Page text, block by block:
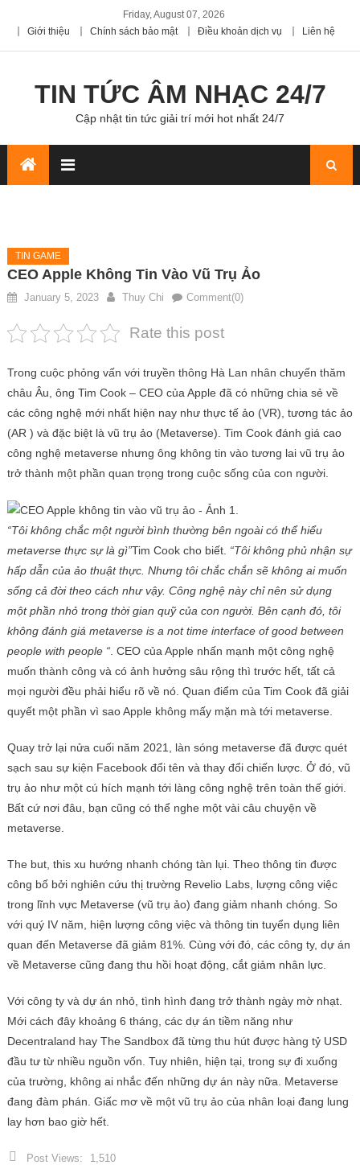
Friday, August 07, 2026
Giới thiệu
Chính sách bảo mật Điều khoản dịch vụ Liên hệ
TIN TỨC ÂM NHẠC 24/7
Cập nhật tin tức giải trí mới hot nhất 24/7
TIN GAME
CEO Apple Không Tin Vào Vũ Trụ Ảo
January 5, 2023 Thuy Chi Comment(0)
Rate this post
Trong cuộc phỏng vấn với truyền thông Hà Lan nhân chuyến thăm
châu Âu, ông Tim Cook – CEO của Apple đã có những chia sẻ về
các công nghệ mới nhất hiện nay như thực tế ảo (VR), tương tác ảo
(AR ) và đặc biệt là vũ trụ ảo (Metaverse). Tim Cook đánh giá cao
công nghệ metaverse nhưng ông không tin vào tương lai vũ trụ ảo
trở thành một phần quan trọng trong cuộc sống của con người.
“Tôi không chắc một người bình thường bên ngoài có thể hiểu
metaverse thực sự là gì”Tim Cook cho biết. “Tôi không phủ nhận sự
hấp dẫn của ảo thuật thực. Nhưng tôi chắc chắn sẽ không ai muốn
sống cả đời theo cách như vậy. Công nghệ này chỉ nên sử dụng
một phần nhỏ trong thời gian quỹ của con người. Bên cạnh đó, tôi
không đánh giá metaverse is a not time interface of good between
people with people “. CEO của Apple nhấn mạnh một công nghệ
muốn thành công và có ảnh hưởng sâu rộng thì trước hết, tất cả
mọi người đều phải hiểu rõ về nó. Quan điểm của Tim Cook đã giải
quyết một phần vì sao Apple không mấy mặn mà tới metaverse.
Quay trở lại nửa cuối năm 2021, làn sóng metaverse đã được quét
sạch sau sự kiện Facebook đổi tên và thay đổi chiến lược. Ở đó, vũ
trụ ảo như một cú hích mạnh tới làng công nghệ trên toàn thế giới.
Bất cứ nơi đâu, bạn cũng có thể nghe một vài câu chuyện về
metaverse.
The but, this xu hướng nhanh chóng tàn lụi. Theo thông tin được
công bố bởi nghiên cứu thị trường Revelio Labs, lượng công việc
trong lĩnh vực Metaverse (vũ trụ ảo) đang giảm nhanh chóng. So
với quý IV năm, hiện lượng công việc và thông tin tuyển dụng liên
quan đến Metaverse đã giảm 81%. Cùng với đó, các công ty, dự án
về Metaverse cũng đang thu hồi hoạt động, cắt giảm nhân lực.
Với công ty và dự án nhỏ, tình hình đang trở thành ngày mờ nhạt.
Mới cách đây khoảng 6 tháng, các dự án tiềm năng như
Decentraland hay The Sandbox đã từng thu hút được hàng tỷ USD
đầu tư từ nhiều nguồn vốn. Tuy nhiên, hiện tại, trong sự đi xuống
của trường, không ai nhắc đến những dự án này nữa. Metaverse
đang đàm phán. Giấc mơ về một vũ trụ ảo của nhân loại đang lung
lay hơn bao giờ hết.
Post Views: 1,510